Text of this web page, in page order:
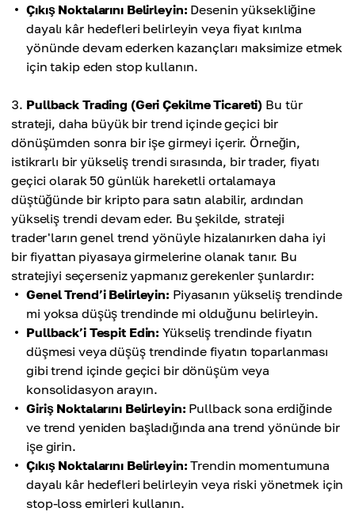
Çıkış Noktalarını Belirleyin: Desenin yüksekliğine
dayalı kâr hedefleri belirleyin veya fiyat kırılma
yönünde devam ederken kazançları maksimize etmek
için takip eden stop kullanın.
Pullback Trading (Geri Çekilme Ticareti) Bu tür
strateji, daha büyük bir trend içinde geçici bir
dönüşümden sonra bir işe girmeyi içerir. Örneğin,
istikrarlı bir yükseliş trendi sırasında, bir trader, fiyatı
geçici olarak 50 günlük hareketli ortalamaya
düştüğünde bir kripto para satın alabilir, ardından
yükseliş trendi devam eder. Bu şekilde, strateji
trader'ların genel trend yönüyle hizalanırken daha iyi
bir fiyattan piyasaya girmelerine olanak tanır. Bu
stratejiyi seçerseniz yapmanız gerekenler şunlardır:
Genel Trend’i Belirleyin: Piyasanın yükseliş trendinde
mi yoksa düşüş trendinde mi olduğunu belirleyin.
Pullback’i Tespit Edin: Yükseliş trendinde fiyatın
düşmesi veya düşüş trendinde fiyatın toparlanması
gibi trend içinde geçici bir dönüşüm veya
konsolidasyon arayın.
Giriş Noktalarını Belirleyin: Pullback sona erdiğinde
ve trend yeniden başladığında ana trend yönünde bir
işe girin.
Çıkış Noktalarını Belirleyin: Trendin momentumuna
dayalı kâr hedefleri belirleyin veya riski yönetmek için
stop-loss emirleri kullanın.